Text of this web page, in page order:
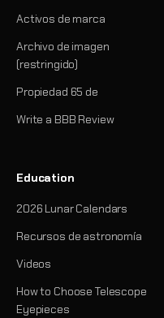
Activos de marca
Archivo de imagen
(restringido)
Propiedad 65 de
Write a BBB Review
Education
2026 Lunar Calendars
Recursos de astronomía
Videos
How to Choose Telescope
Eyepieces